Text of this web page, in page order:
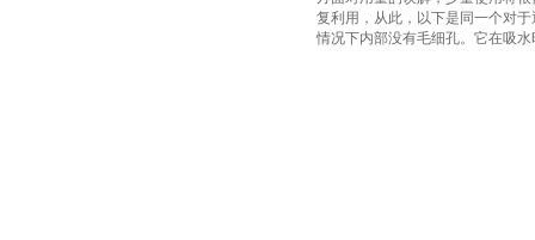
复利用，从此，以下是同一个对
情况下内部没有毛细孔。它在吸